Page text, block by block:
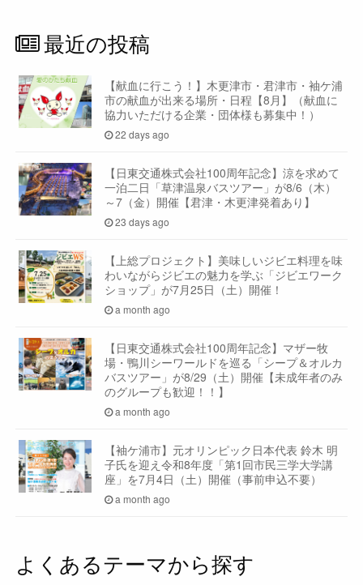
最近の投稿
【献血に行こう！】木更津市・君津市・袖ケ浦
市の献血が出来る場所・日程【8月】（献血に
協力いただける企業・団体様も募集中！）
22 days ago
【日東交通株式会社100周年記念】涼を求めて
一泊二日「草津温泉バスツアー」が8/6（木）
～7（金）開催【君津・木更津発着あり】
23 days ago
【上総プロジェクト】美味しいジビエ料理を味
わいながらジビエの魅力を学ぶ「ジビエワーク
ショップ」が7月25日（土）開催！
a month ago
【日東交通株式会社100周年記念】マザー牧
場・鴨川シーワールドを巡る「シープ＆オルカ
バスツアー」が8/29（土）開催【未成年者のみ
のグループも歓迎！！】
a month ago
【袖ケ浦市】元オリンピック日本代表 鈴木 明
子氏を迎え令和8年度「第1回市民三学大学講
座」を7月4日（土）開催（事前申込不要）
a month ago
よくあるテーマから探す